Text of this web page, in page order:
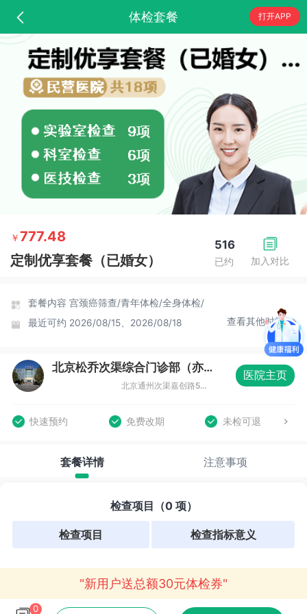
体检套餐 打开APP
加入对比
516
已约
￥777.48
定制优享套餐（已婚女）
套餐内容 宫颈癌筛查/青年体检/全身体检/
最近可约 2026/08/15、2026/08/18 查看其他时间
北京松乔次渠综合门诊部（亦庄店）体检中心
北京通州次渠嘉创路5号新华联科技大厦三层（亦庄店）
医院主页
快速预约 免费改期 未检可退
套餐详情 注意事项
检查项目（0 项）
检查项目 检查指标意义
"新用户送总额30元体检券"
0